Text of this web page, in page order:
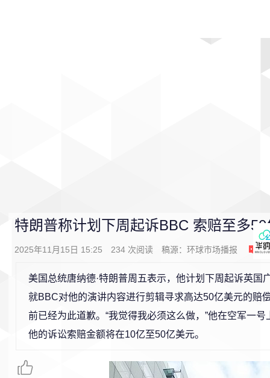
特朗普称计划下周起诉BBC 索赔至多
2025年11月15日 15:25 234 次阅读 稿源： 环球市场播报 0
美国总统唐纳德·特朗普周五表示，他计划下周起诉英国
就BBC对他的演讲内容进行剪辑寻求高达50亿美元的赔
前已经为此道歉。“我觉得我必须这么做，”他在空军一
他的诉讼索赔金额将在10亿至50亿美元。